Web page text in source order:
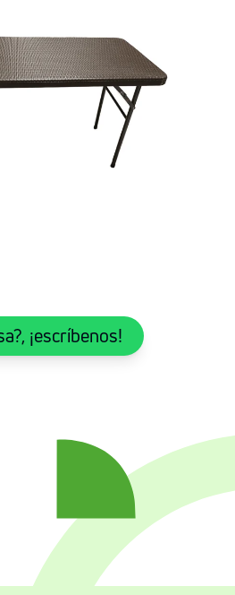
¡escríbenos!